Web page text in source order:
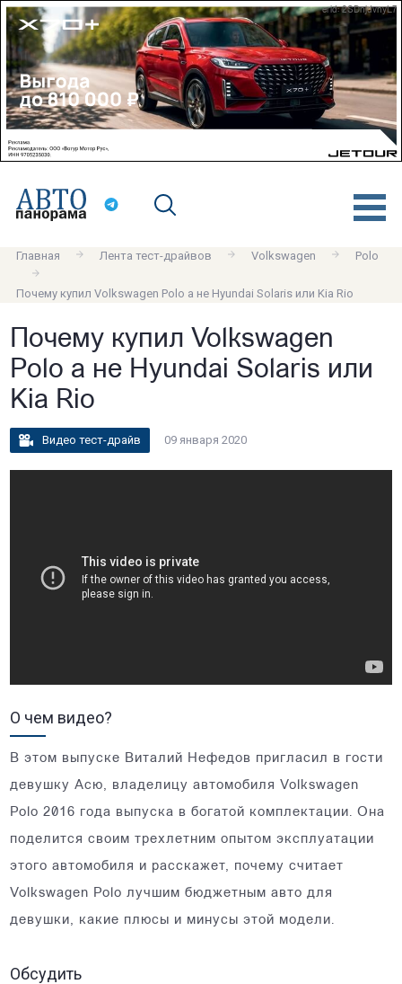
erid: 2SDnjdvnyL7
Главная Лента тест-драйвов Volkswagen Polo
Почему купил Volkswagen Polo а не Hyundai Solaris или Kia Rio
Почему купил Volkswagen
Polo а не Hyundai Solaris или
Kia Rio
Видео тест-драйв 09 января 2020
О чем видео?
В этом выпуске Виталий Нефедов пригласил в гости
девушку Асю, владелицу автомобиля Volkswagen
Polo 2016 года выпуска в богатой комплектации. Она
поделится своим трехлетним опытом эксплуатации
этого автомобиля и расскажет, почему считает
Volkswagen Polo лучшим бюджетным авто для
девушки, какие плюсы и минусы этой модели.
Обсудить